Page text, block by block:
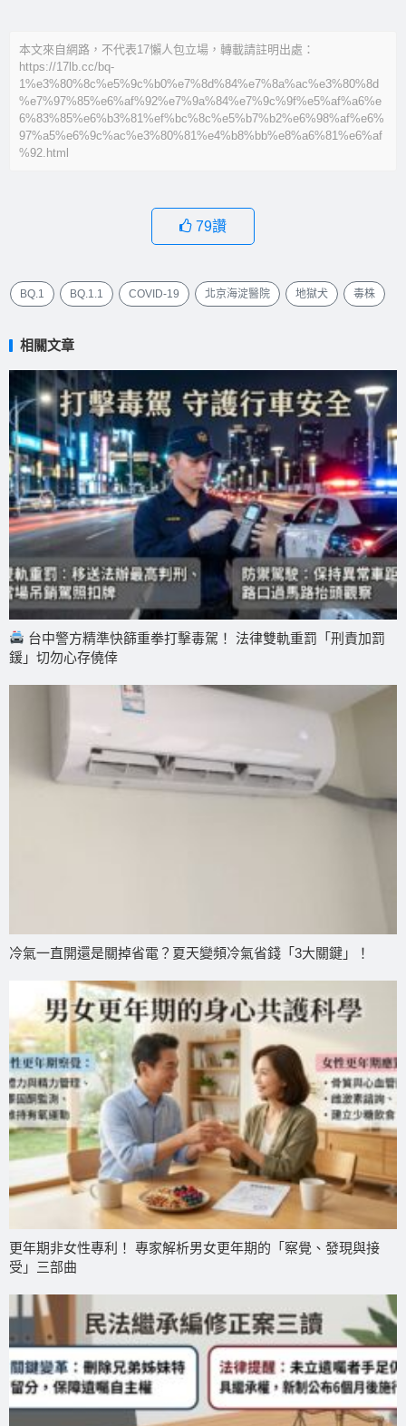
本文來自網路，不代表17懶人包立場，轉載請註明出處：
https://17lb.cc/bq-
1%e3%80%8c%e5%9c%b0%e7%8d%84%e7%8a%ac%e3%80%8d
%e7%97%85%e6%af%92%e7%9a%84%e7%9c%9f%e5%af%a6%e
6%83%85%e6%b3%81%ef%bc%8c%e5%b7%b2%e6%98%af%e6%
97%a5%e6%9c%ac%e3%80%81%e4%b8%bb%e8%a6%81%e6%af
%92.html
79讚
BQ.1 BQ.1.1 COVID-19 北京海淀醫院 地獄犬 毒株
相關文章
台中警方精準快篩重拳打擊毒駕！ 法律雙軌重罰「刑責加罰
鍰」切勿心存僥倖
冷氣一直開還是關掉省電？夏天變頻冷氣省錢「3大關鍵」！
更年期非女性專利！ 專家解析男女更年期的「察覺、發現與接
受」三部曲